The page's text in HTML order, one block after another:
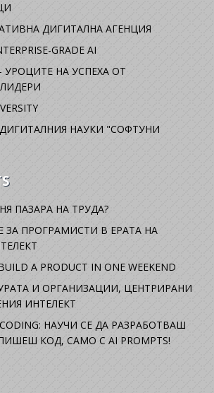
ДИГИТАЛНА АГЕНЦИЯ
GRADE AI
– УРОЦИТЕ НА УСПЕХА ОТ
НАУКИ "СОФТУНИ
ПАЗАРА НА ТРУДА?
ЗА ПРОГРАМИСТИ В ЕРАТА НА
A PRODUCT IN ONE WEEKEND
И ОРГАНИЗАЦИИ, ЦЕНТРИРАНИ
ИНТЕЛЕКТ
CODING: НАУЧИ СЕ ДА РАЗРАБОТВАШ
КОД, САМО С AI PROMPTS!